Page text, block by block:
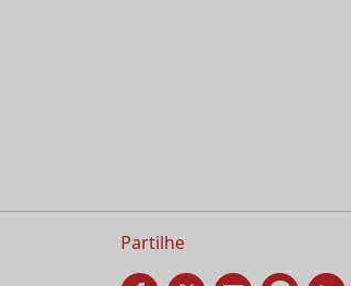
Partilhe